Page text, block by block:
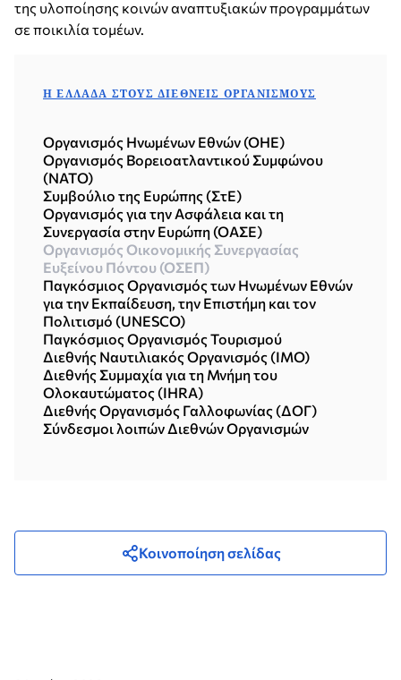
της υλοποίησης κοινών αναπτυξιακών προγραμμάτων
σε ποικιλία τομέων.
Η ΕΛΛΆΔΑ ΣΤΟΥΣ ΔΙΕΘΝΕΊΣ ΟΡΓΑΝΙΣΜΟΎΣ
Οργανισμός Ηνωμένων Εθνών (ΟΗΕ)
Οργανισμός Βορειοατλαντικού Συμφώνου
(NATO)
Συμβούλιο της Ευρώπης (ΣτΕ)
Οργανισμός για την Ασφάλεια και τη
Συνεργασία στην Ευρώπη (ΟΑΣΕ)
Οργανισμός Οικονομικής Συνεργασίας
Ευξείνου Πόντου (ΟΣΕΠ)
Παγκόσμιος Οργανισμός των Ηνωμένων Εθνών
για την Εκπαίδευση, την Επιστήμη και τον
Πολιτισμό (UNESCO)
Παγκόσμιος Οργανισμός Τουρισμού
Διεθνής Ναυτιλιακός Οργανισμός (ΙΜΟ)
Διεθνής Συμμαχία για τη Μνήμη του
Ολοκαυτώματος (IHRA)
Διεθνής Οργανισμός Γαλλοφωνίας (ΔΟΓ)
Σύνδεσμοι λοιπών Διεθνών Οργανισμών
Κοινοποίηση σελίδας